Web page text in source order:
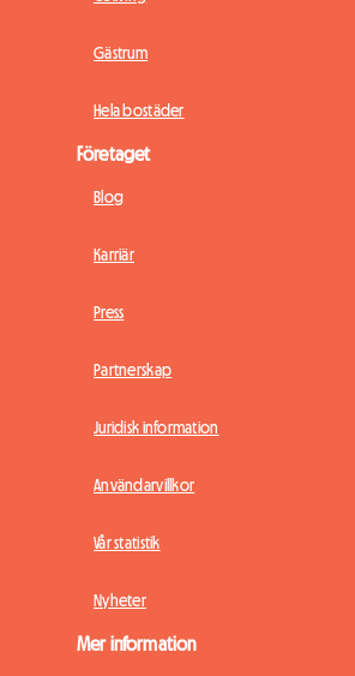
Gästrum
Hela bostäder
Företaget
Blog
Karriär
Press
Partnerskap
Juridisk information
Användarvillkor
Vår statistik
Nyheter
Mer information